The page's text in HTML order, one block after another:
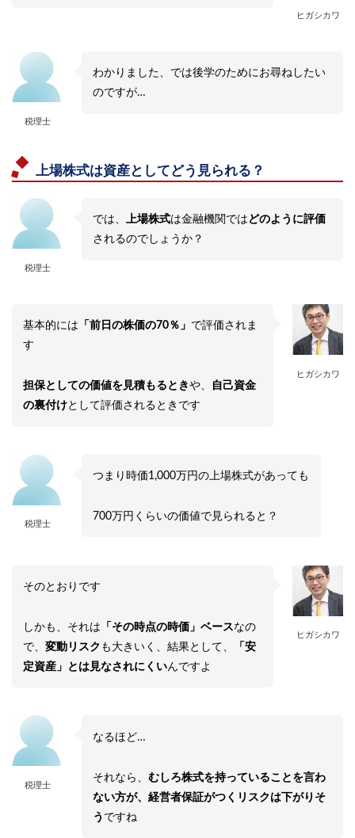
ヒガシカワ
税理士
わかりました、では後学のためにお尋ねしたい
のですが…
上場株式は資産としてどう見られる？
税理士
では、上場株式は金融機関では どのように評価
されるのでしょうか？
ヒガシカワ
基本的には 「前日の株価の70％」 で評価されま
す
担保としての価値を見積もるときや、
自己資金
の裏付けとして評価されるときです
税理士
つまり時価1,000万円の上場株式があっても
700万円くらいの価値で見られると？
ヒガシカワ
そのとおりです
しかも、それは 「その時点の時価」ベースなの
で、変動リスク も大きいく、結果として、
「安
定資産」とは見なされにくいんですよ
税理士
なるほど…
それなら、むしろ株式を持っていることを言わ
ない方が、経営者保証がつくリスクは下がりそ
う ですね